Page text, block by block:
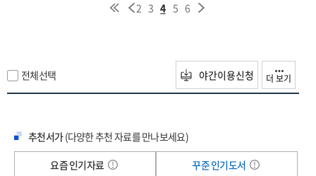
2 3 4 5 6
전체선택 야간이용신청 더 보기
추천서가(다양한 추천 자료를 만나보세요)
요즘 인기자료
꾸준 인기도서